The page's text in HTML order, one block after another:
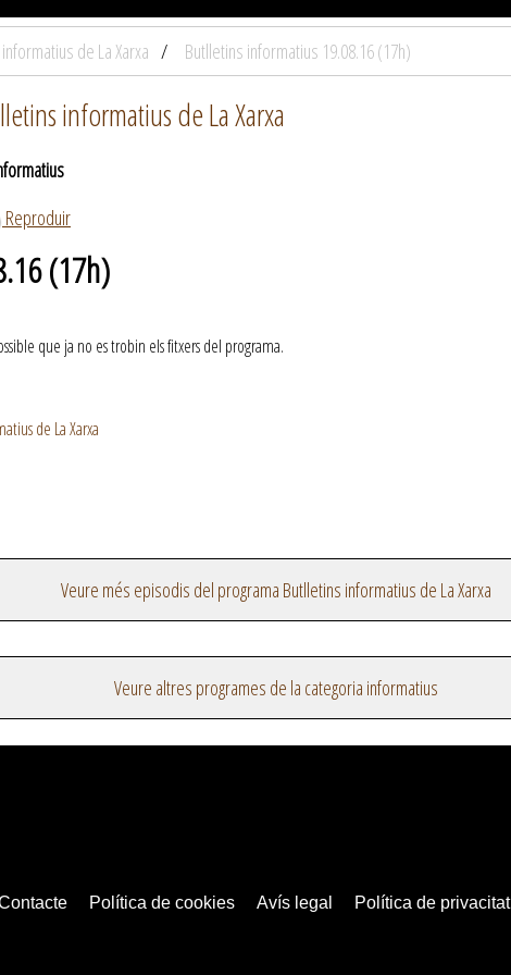
de La Xarxa Butlletins informatius 19.08.16 (17h)
informatius de La Xarxa
Reproduir
(17h)
que ja no es trobin els fitxers del programa.
de La Xarxa
Veure més episodis del programa Butlletins informatius de La Xarxa
Veure altres programes de la categoria informatius
Política de cookies Avís legal Política de privacitat